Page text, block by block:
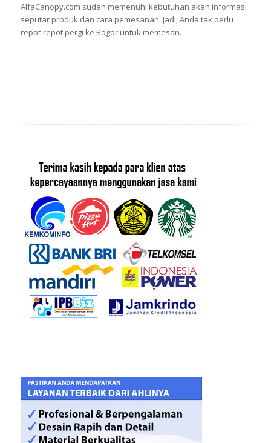
AlfaCanopy.com sudah memenuhi kebutuhan akan informasi
seputar produk dan cara pemesanan. Jadi, Anda tak perlu
repot-repot pergi ke Bogor untuk memesan.